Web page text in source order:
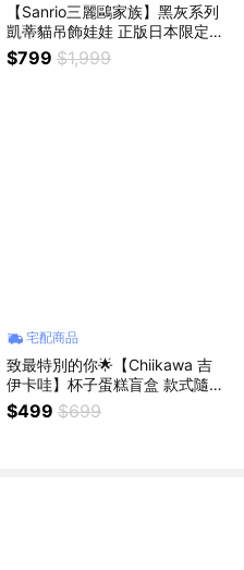
【Sanrio三麗鷗家族】黑灰系列
凱蒂貓吊飾娃娃 正版日本限定款
hellokitty包包吊飾 絨毛公仔鑰
匙圈 女生朋友送禮 情人節禮物
$799 $1,999
宅配商品
致最特別的你🌟【Chiikawa 吉
伊卡哇】杯子蛋糕盲盒 款式隨
機/特殊款 正版韓國限定款 可愛
公仔收藏 小八 吉伊 烏薩奇辦公
$499 $699